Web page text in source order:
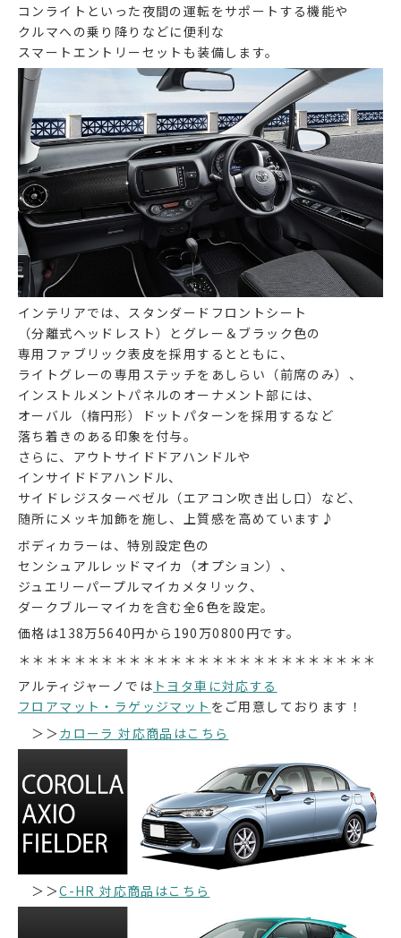
コンライトといった夜間の運転をサポートする機能や
クルマへの乗り降りなどに便利な
スマートエントリーセットも装備します。
インテリアでは、スタンダードフロントシート
（分離式ヘッドレスト）とグレー＆ブラック色の
専用ファブリック表皮を採用するとともに、
ライトグレーの専用ステッチをあしらい（前席のみ）、
インストルメントパネルのオーナメント部には、
オーバル（楕円形）ドットパターンを採用するなど
落ち着きのある印象を付与。
さらに、アウトサイドドアハンドルや
インサイドドアハンドル、
サイドレジスターベゼル（エアコン吹き出し口）など、
随所にメッキ加飾を施し、上質感を高めています♪
ボディカラーは、特別設定色の
センシュアルレッドマイカ（オプション）、
ジュエリーパープルマイカメタリック、
ダークブルーマイカを含む全6色を設定。
価格は138万5640円から190万0800円です。
＊＊＊＊＊＊＊＊＊＊＊＊＊＊＊＊＊＊＊＊＊＊＊＊＊＊
アルティジャーノでは トヨタ車に対応する
フロアマット・ラゲッジマット をご用意しております！
＞＞カローラ 対応商品はこちら
＞＞C-HR 対応商品はこちら